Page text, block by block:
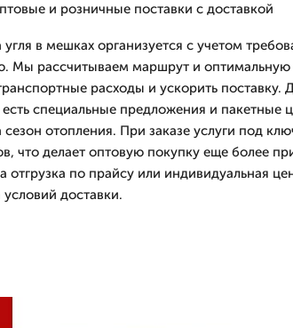
и розничные поставки с доставкой
угля в мешках организуется с учетом
Мы рассчитываем маршрут и оптимальную
расходы и ускорить поставку.
специальные предложения и пакетные
сезон отопления. При заказе услуги под
что делает оптовую покупку еще более
отгрузка по прайсу или индивидуальная
доставки.